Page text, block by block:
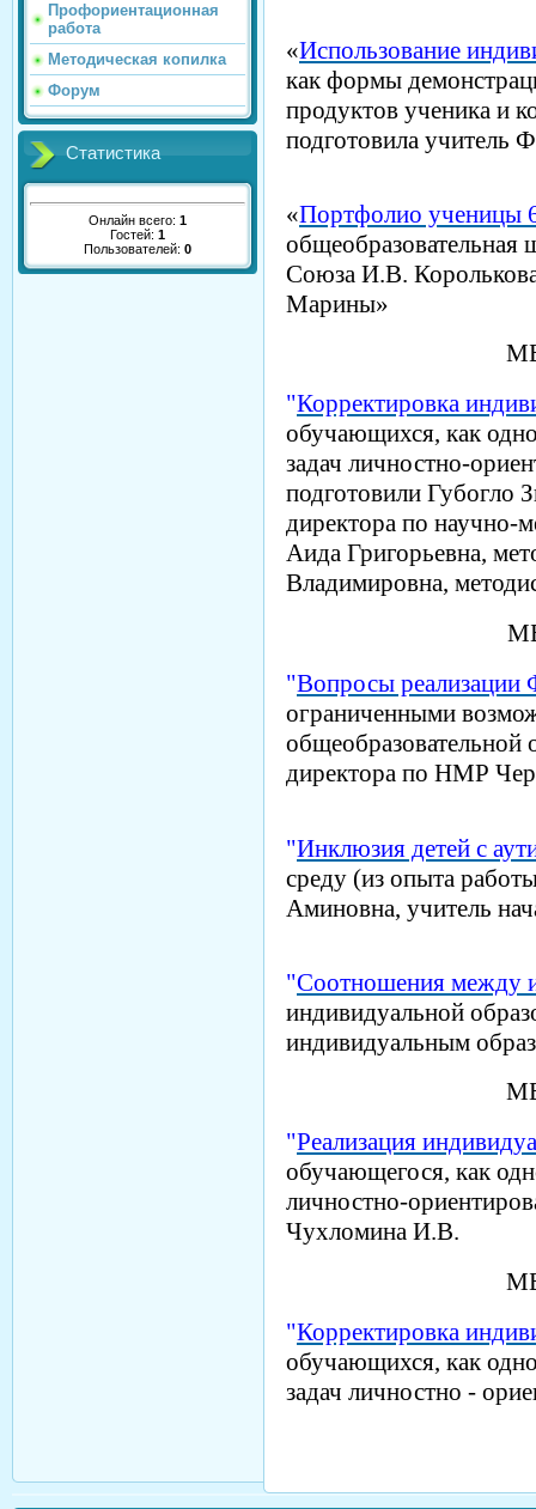
Профориентационная
работа
Методическая копилка
Форум
Статистика
Онлайн всего: 1
Гостей: 1
Пользователей: 0
«Использование
как формы
продуктов ученика и
подготовила учитель
«Портфолио ученицы
Союза И.В.
Марины»
"Корректировка
обучающихся, как
задач личностно-
подготовили Губогло
директора по научно-
Аида Григорьевна,
Владимировна,
"Вопросы
ограниченными
общеобразовательной
директора по НМР
"Инклюзия детей с
среду (из опыта
Аминовна, учитель
"Соотношения между
индивидуальной
индивидуальным
"Реализация
обучающегося, как
личностно-
Чухломина И.В.
"Корректировка
обучающихся, как
задач личностно -